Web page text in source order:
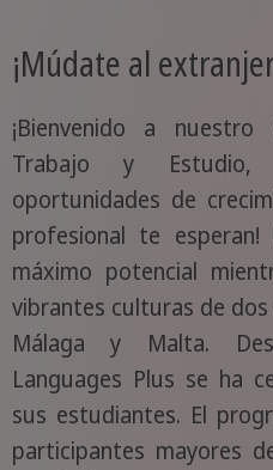
¡Múdate al
¡Bienvenido a
Trabajo y Estudio,
oportunidades de
profesional te
máximo potencial
vibrantes culturas de
Málaga y Malta.
Languages Plus se ha
sus estudiantes. El
participantes mayores